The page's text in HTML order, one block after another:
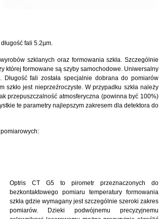
fali 5.2µm.
szklanych oraz formowania szkła. Szczególnie
której formowane są szyby samochodowe. Uniwersalny
fali została specjalnie dobrana do pomiarów
szkło jest nieprzeźroczyste. W przypadku szkła należy
przepuszczalność atmosferyczna (powinna być 100%)
te parametry najlepszym zakresem dla detektora do
Optris CT G5 to pirometr przeznaczonych do
bezkontaktowego pomiaru temperatury formowania
szkła gdzie wymagany jest szczególnie szeroki zakres
pomiarów. Dzieki podwójnemu precyzyjnemu